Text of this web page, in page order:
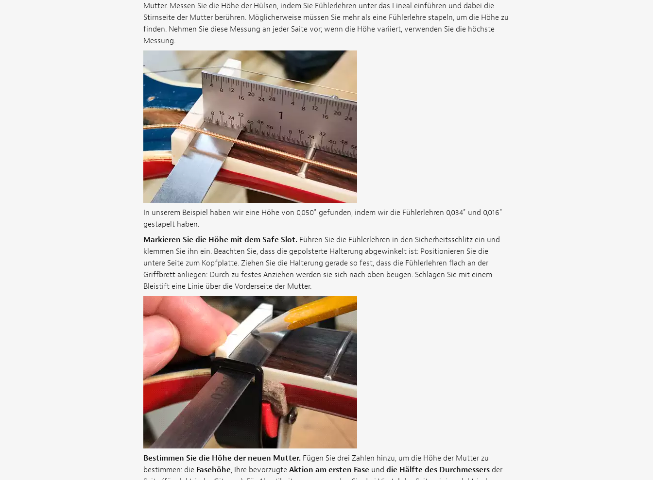
Mutter. Messen Sie die Höhe der Hülsen, indem Sie Fühlerlehren unter das Lineal einführen und dabei die
Stirnseite der Mutter berühren. Möglicherweise müssen Sie mehr als eine Fühlerlehre stapeln, um die Höhe zu
finden. Nehmen Sie diese Messung an jeder Saite vor; wenn die Höhe variiert, verwenden Sie die höchste
Messung.
In unserem Beispiel haben wir eine Höhe von 0,050" gefunden, indem wir die Fühlerlehren 0,034" und 0,016"
gestapelt haben.
Markieren Sie die Höhe mit dem Safe Slot.Führen Sie die Fühlerlehren in den Sicherheitsschlitz ein und
klemmen Sie ihn ein. Beachten Sie, dass die gepolsterte Halterung abgewinkelt ist: Positionieren Sie die
untere Seite zum Kopfplatte. Ziehen Sie die Halterung gerade so fest, dass die Fühlerlehren flach an der
Griffbrett anliegen: Durch zu festes Anziehen werden sie sich nach oben beugen. Schlagen Sie mit einem
Bleistift eine Linie über die Vorderseite der Mutter.
Bestimmen Sie die Höhe der neuen Mutter.Fügen Sie drei Zahlen hinzu, um die Höhe der Mutter zu
bestimmen: die Fasehöhe, Ihre bevorzugte Aktion am ersten Fase und die Hälfte des Durchmessersder